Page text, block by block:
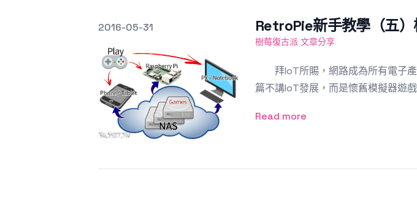
發文於
2016-05-31
RetroPie新手教學（五
樹莓復古派 文章分享
拜IoT所賜，網路成為所有電子產
篇不講IoT發展，而是懷舊模擬器遊
Read more